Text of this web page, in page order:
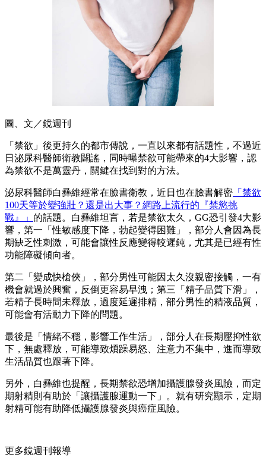
圖、文／鏡週刊
「禁欲」後更持久的都市傳說，一直以來都有話題性，不過近
日泌尿科醫師衛教闢謠，同時曝禁欲可能帶來的4大影響，認
為禁欲不是萬靈丹，關鍵在找到對的方法。
泌尿科醫師白彞維經常在臉書衛教，近日也在臉書解密 「禁欲
100天等於變強壯？還是出大事？網路上流行的『禁慾挑
戰』」 的話題。白彞維坦言，若是禁欲太久，GG恐引發4大影
響，第一「性敏感度下降，勃起變得困難」，部分人會因為長
期缺乏性刺激，可能會讓性反應變得較遲鈍，尤其是已經有性
功能障礙傾向者。
第二「變成快槍俠」，部分男性可能因太久沒親密接觸，一有
機會就過於興奮，反倒更容易早洩；第三「精子品質下滑」，
若精子長時間未釋放，過度延遲排精，部分男性的精液品質，
可能會有活動力下降的問題。
最後是「情緒不穩，影響工作生活」，部分人在長期壓抑性欲
下，無處釋放，可能導致煩躁易怒、注意力不集中，進而導致
生活品質也跟著下降。
另外，白彞維也提醒，長期禁欲恐增加攝護腺發炎風險，而定
期射精則有助於「讓攝護腺運動一下」。就有研究顯示，定期
射精可能有助降低攝護腺發炎與癌症風險。
更多鏡週刊報導